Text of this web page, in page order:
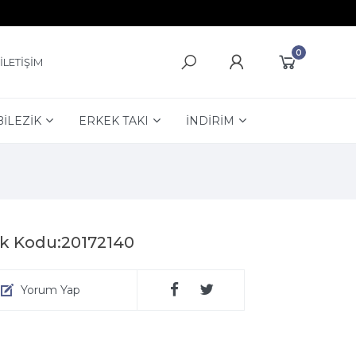
İLETİŞİM
0
ERKEK TAKI İNDİRİM
Kodu:20172140
Yorum Yap